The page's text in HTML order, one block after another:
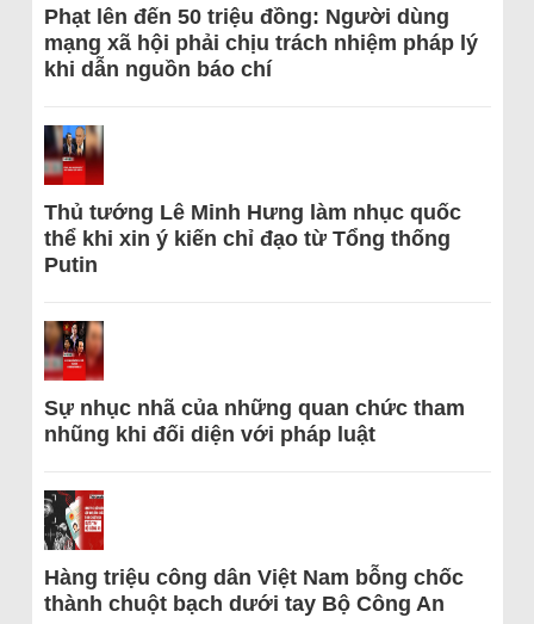
Phạt lên đến 50 triệu đồng: Người dùng
mạng xã hội phải chịu trách nhiệm pháp lý
khi dẫn nguồn báo chí
Thủ tướng Lê Minh Hưng làm nhục quốc
thể khi xin ý kiến chỉ đạo từ Tổng thống
Putin
Sự nhục nhã của những quan chức tham
nhũng khi đối diện với pháp luật
Hàng triệu công dân Việt Nam bỗng chốc
thành chuột bạch dưới tay Bộ Công An